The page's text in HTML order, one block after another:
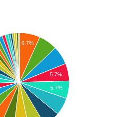
6.7%
5.7%
5.7%